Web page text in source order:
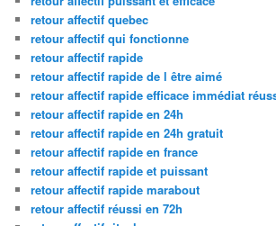
retour affectif quebec
retour affectif qui fonctionne
retour affectif rapide
retour affectif rapide de l être aimé
retour affectif rapide efficace immédiat
retour affectif rapide en 24h
retour affectif rapide en 24h gratuit
retour affectif rapide en france
retour affectif rapide et puissant
retour affectif rapide marabout
retour affectif réussi en 72h